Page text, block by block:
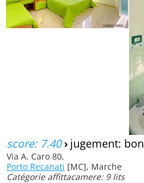
score: 7.40› jugement: bon
Via A. Caro 80,
Porto Recanati [MC], Marche
Catégorie affittacamere: 9 lits